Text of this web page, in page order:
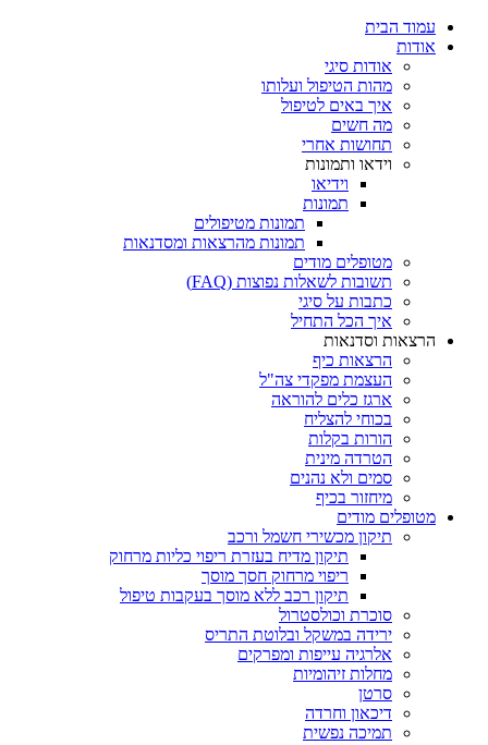
עמוד הבית
אודות
אודות סיגי
מהות הטיפול ועלותו
איך באים לטיפול
מה חשים
תחושות אחרי
וידאו ותמונות
וידיאו
תמונות
תמונות מטיפולים
תמונות מהרצאות ומסדנאות
מטופלים מודים
תשובות לשאלות נפוצות (FAQ)
כתבות על סיגי
איך הכל התחיל
הרצאות וסדנאות
הרצאות כיף
העצמת מפקדי צה"ל
ארגז כלים להוראה
בכוחי להצליח
הורות בקלות
הטרדה מינית
סמים ולא נהנים
מיחזור בכיף
מטופלים מודים
תיקון מכשירי חשמל ורכב
תיקון מדיח בעזרת ריפוי כליות מרחוק
ריפוי מרחוק חסך מוסך
תיקון רכב ללא מוסך בעקבות טיפול
סוכרת וכולסטרול
ירידה במשקל ובלוטת התריס
אלרגיה עייפות ומפרקים
מחלות זיהומיות
סרטן
דיכאון וחרדה
תמיכה נפשית